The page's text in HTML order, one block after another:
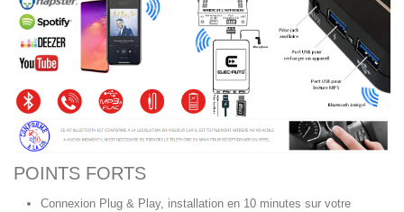
POINTS FORTS
Connexion Plug & Play, installation en 10 minutes sur votre